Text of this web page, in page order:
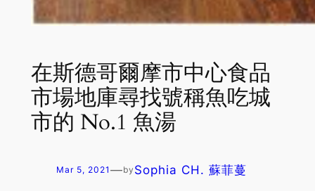
在斯德哥爾摩市中心食品
市場地庫尋找號稱魚吃城
市的 No.1 魚湯
Mar 5, 2021 —by Sophia CH. 蘇菲蔓